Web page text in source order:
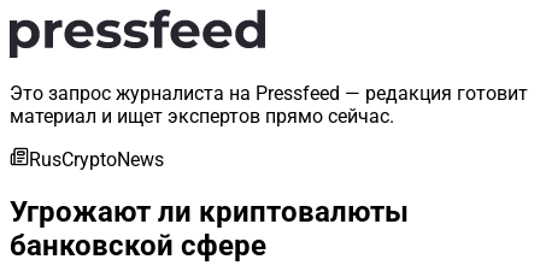
Это запрос журналиста на Pressfeed — редакция готовит
материал и ищет экспертов прямо сейчас.
RusCryptoNews
Угрожают ли криптовалюты
банковской сфере